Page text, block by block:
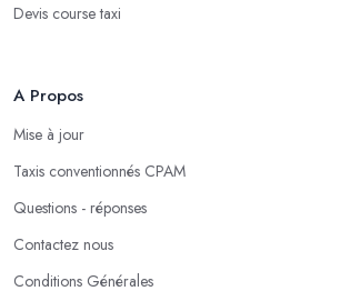
Devis course taxi
A Propos
Mise à jour
Taxis conventionnés CPAM
Questions - réponses
Contactez nous
Conditions Générales